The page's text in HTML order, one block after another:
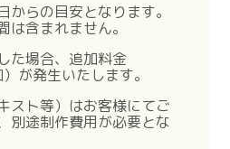
からの目安となります。
は含まれません。
た場合、追加料金
が発生いたします。
スト等）はお客様にてご
別途制作費用が必要とな